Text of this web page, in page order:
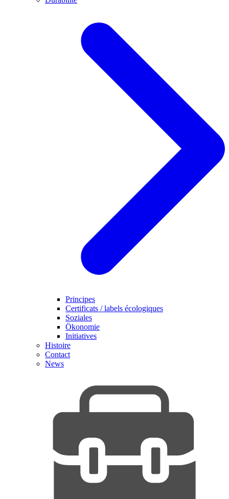
Principes
Certificats / labels écologiques
Soziales
Ökonomie
Initiatives
Histoire
Contact
News